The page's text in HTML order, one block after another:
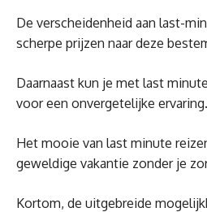
De verscheidenheid aan last-
scherpe prijzen naar deze
Daarnaast kun je met last
voor een onvergetelijke ervaring.
Het mooie van last minute
geweldige vakantie zonder je
Kortom, de uitgebreide